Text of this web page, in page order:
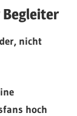
Begleiter
nicht
hoch